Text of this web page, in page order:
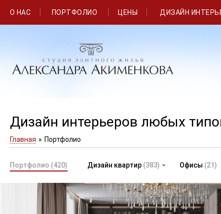
О НАС ПОРТФОЛИО ЦЕНЫ ДИЗАЙН
Дизайн интерьеров любых
Главная » Портфолио
Портфолио (420) Дизайн квартир (383) Офисы (21)